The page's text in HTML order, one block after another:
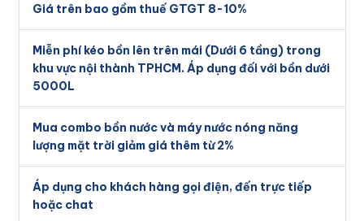
Giá trên bao gồm thuế GTGT 8-10%
Miễn phí kéo bồn lên trên mái (Dưới 6 tầng) trong
khu vực nội thành TPHCM. Áp dụng đối với bồn dưới
5000L
Mua combo bồn nước và máy nước nóng năng
lượng mặt trời giảm giá thêm từ 2%
Áp dụng cho khách hàng gọi điện, đến trực tiếp
hoặc chat